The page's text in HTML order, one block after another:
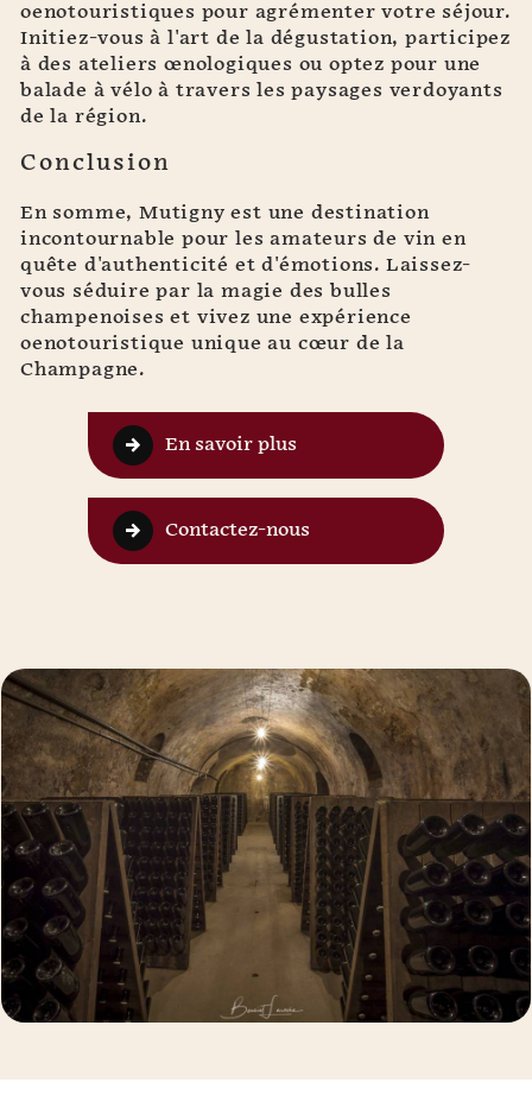
oenotouristiques pour agrémenter votre séjour.
Initiez-vous à l'art de la dégustation, participez
à des ateliers œnologiques ou optez pour une
balade à vélo à travers les paysages verdoyants
de la région.
Conclusion
En somme, Mutigny est une destination
incontournable pour les amateurs de vin en
quête d'authenticité et d'émotions. Laissez-
vous séduire par la magie des bulles
champenoises et vivez une expérience
oenotouristique unique au cœur de la
Champagne.
En savoir plus
Contactez-nous